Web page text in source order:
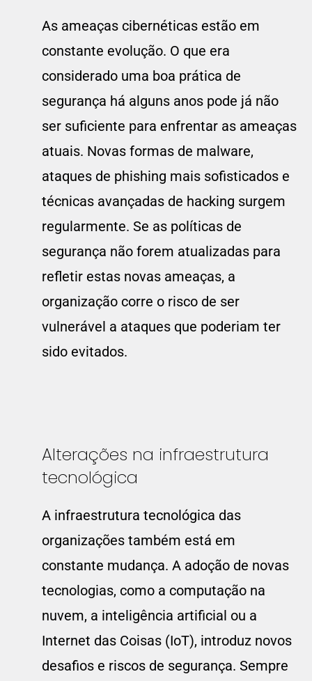
As ameaças cibernéticas estão em
constante evolução. O que era
considerado uma boa prática de
segurança há alguns anos pode já não
ser suficiente para enfrentar as ameaças
atuais. Novas formas de malware,
ataques de phishing mais sofisticados e
técnicas avançadas de hacking surgem
regularmente. Se as políticas de
segurança não forem atualizadas para
refletir estas novas ameaças, a
organização corre o risco de ser
vulnerável a ataques que poderiam ter
sido evitados.
Alterações na infraestrutura
tecnológica
A infraestrutura tecnológica das
organizações também está em
constante mudança. A adoção de novas
tecnologias, como a computação na
nuvem, a inteligência artificial ou a
Internet das Coisas (IoT), introduz novos
desafios e riscos de segurança. Sempre